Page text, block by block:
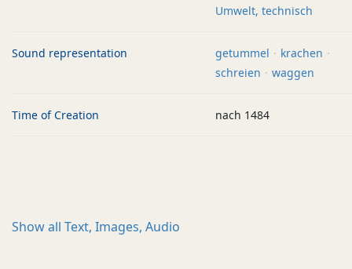
Umwelt, technisch
Sound representation getummel
krachen
schreien
waggen
Time of Creation nach 1484
Show all Text, Images, Audio